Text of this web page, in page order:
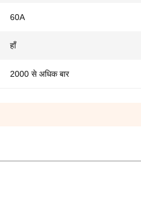
60A
हाँ
2000 से अधिक बार